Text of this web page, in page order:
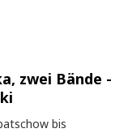
zwei Bände -
bis